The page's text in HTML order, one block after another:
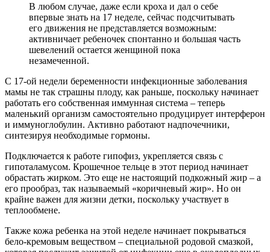
В любом случае, даже если кроха и дал о себе
впервые знать на 17 неделе, сейчас подсчитывать
его движения не представляется возможным:
активничает ребеночек спонтанно и большая часть
шевелений остается женщиной пока
незамеченной.
С 17-ой недели беременности инфекционные заболевания
мамы не так страшны плоду, как раньше, поскольку начинает
работать его собственная иммунная система – теперь
маленький организм самостоятельно продуцирует интерферон
и иммуноглобулин. Активно работают надпочечники,
синтезируя необходимые гормоны.
Подключается к работе гипофиз, укрепляется связь с
гипоталамусом. Крошечное тельце в этот период начинает
обрастать жирком. Это еще не настоящий подкожный жир – а
его прообраз, так называемый «коричневый жир». Но он
крайне важен для жизни детки, поскольку участвует в
теплообмене.
Также кожа ребенка на этой неделе начинает покрываться
бело-кремовым веществом – специальной родовой смазкой,